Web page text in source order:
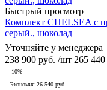
Быстрый просмотр
Комплект CHELSEA с
серый., шоколад
Уточняйте у менеджера
238 900 руб. /шт 265 440
-10%
Экономия 26 540 руб.